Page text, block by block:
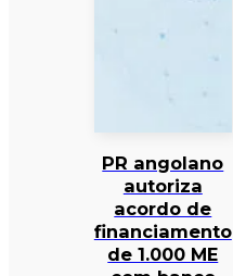
PR angolano
autoriza
acordo de
financiamento
de 1.000 ME